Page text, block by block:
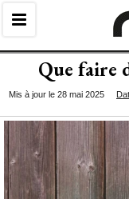
Que faire
Mis à jour le 28 mai 2025